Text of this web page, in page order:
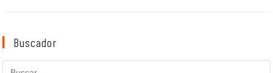
Buscador
Cerca